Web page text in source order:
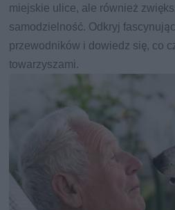
miejskie ulice, ale również
samodzielność. Odkryj
przewodników i dowiedz się, co
towarzyszami.